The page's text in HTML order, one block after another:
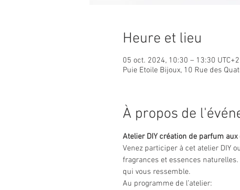
Heure et lieu
05 oct. 2024, 10:30 – 13:30 UTC+2
Puie Etoile Bijoux, 10 Rue des
À propos de
Atelier DIY création de parfum
Venez participer à cet atelier DIY
fragrances et essences
qui vous ressemble.
Au programme de l’atelier: